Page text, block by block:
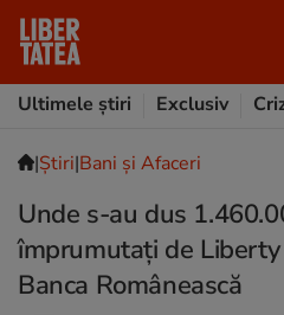
Ultimele știri
Exclusiv
|Ştiri|Bani și Afaceri
Unde s-au dus
împrumutați de
Banca Românească